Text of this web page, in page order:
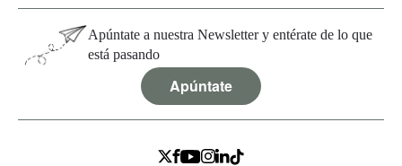
Apúntate a nuestra Newsletter y entérate de lo que
está pasando
Apúntate